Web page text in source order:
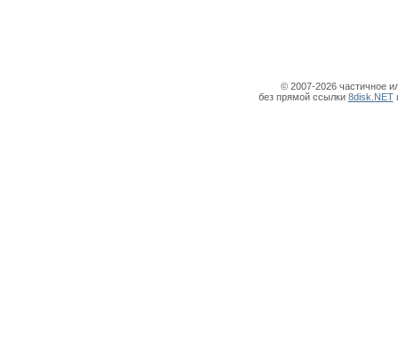
© 2007-2026 частичное
без прямой ссылки 8disk.NET